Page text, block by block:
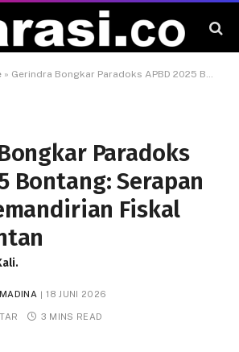
» Gerindra Bongkar Paradoks APBD 2025 Bontang: Serapan Tinggi, Kemandirian Fiskal Masih Rentan
Paradoks
Bontang: Serapan
Fiskal
18 JUNI 2026
3 MINS READ